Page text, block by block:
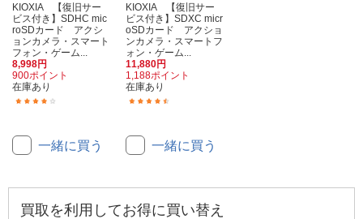
KIOXIA 【復旧サー
ビス付き】SDHC mic
roSDカード アクシ
ョンカメラ・スマート
フォン・ゲーム...
8,998円
900ポイント
在庫あり
一緒に買う
KIOXIA 【復旧サー
ビス付き】SDXC micr
oSDカード アクショ
ンカメラ・スマートフ
ォン・ゲーム...
11,880円
1,188ポイント
在庫あり
一緒に買う
買取を利用してお得に買い替え